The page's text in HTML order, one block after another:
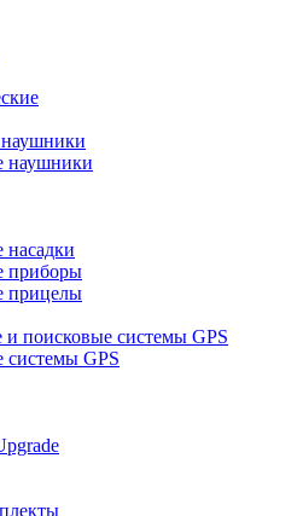
наушники
насадки
приборы
прицелы
и поисковые системы GPS
системы GPS